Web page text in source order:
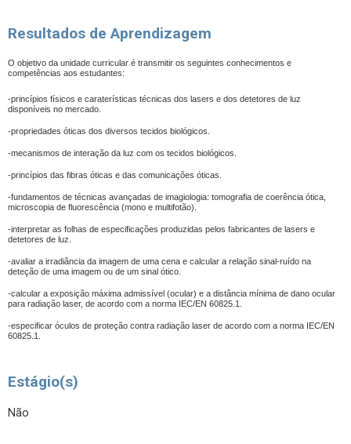
Resultados de Aprendizagem
O objetivo da unidade curricular é transmitir os seguintes conhecimentos e
competências aos estudantes:
-princípios físicos e caraterísticas técnicas dos lasers e dos detetores de luz
disponíveis no mercado.
-propriedades óticas dos diversos tecidos biológicos.
-mecanismos de interação da luz com os tecidos biológicos.
-princípios das fibras óticas e das comunicações óticas.
-fundamentos de técnicas avançadas de imagiologia: tomografia de coerência ótica,
microscopia de fluorescência (mono e multifotão).
-interpretar as folhas de especificações produzidas pelos fabricantes de lasers e
detetores de luz.
-avaliar a irradiância da imagem de uma cena e calcular a relação sinal-ruído na
deteção de uma imagem ou de um sinal ótico.
-calcular a exposição máxima admissível (ocular) e a distância mínima de dano ocular
para radiação laser, de acordo com a norma IEC/EN 60825.1.
-especificar óculos de proteção contra radiação laser de acordo com a norma IEC/EN
60825.1.
Estágio(s)
Não